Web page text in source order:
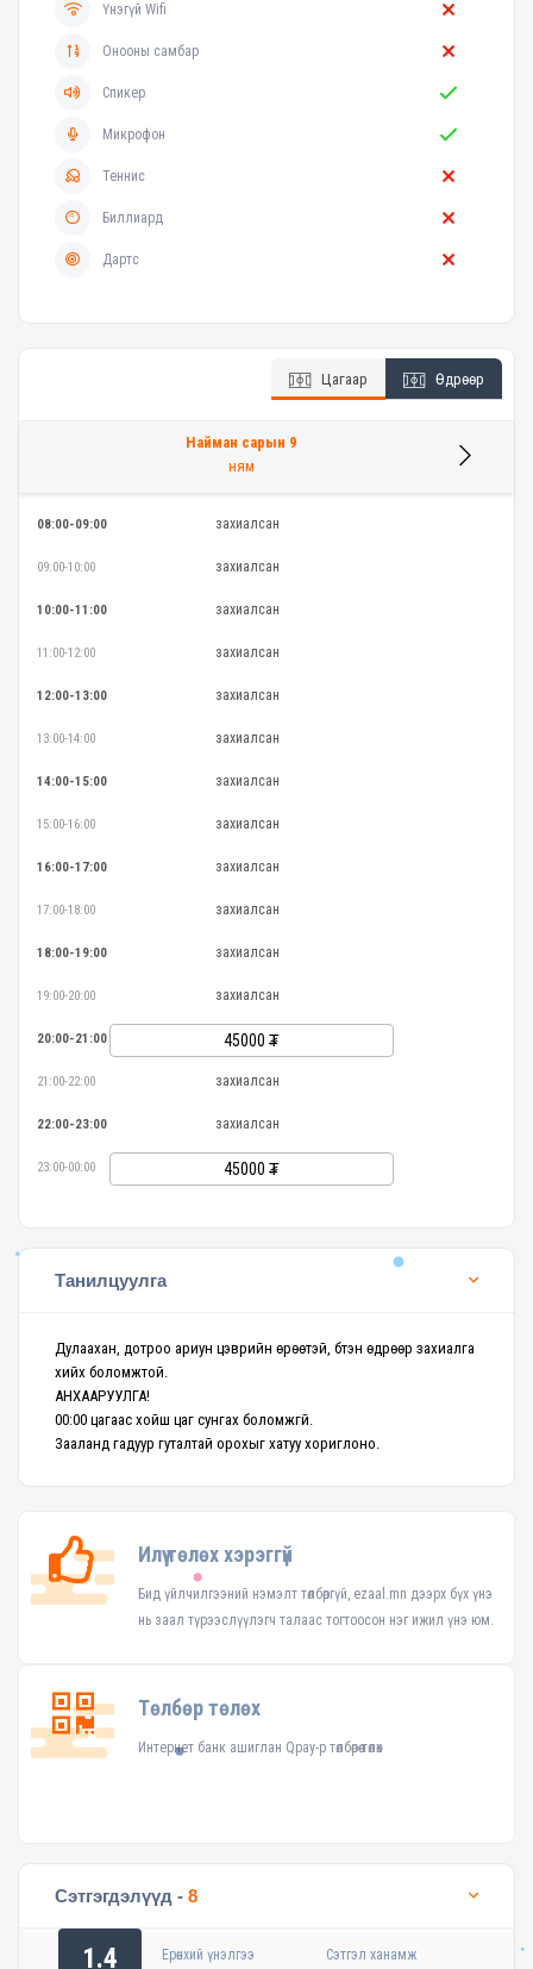
Үнэгүй Wifi
Онооны самбар
Спикер
Микрофон
Теннис
Биллиард
Дартс
Цагаар Өдрөөр
Найман сарын 9
ням
08:00-09:00 захиалсан
09:00-10:00 захиалсан
10:00-11:00 захиалсан
11:00-12:00 захиалсан
12:00-13:00 захиалсан
13:00-14:00 захиалсан
14:00-15:00 захиалсан
15:00-16:00 захиалсан
16:00-17:00 захиалсан
17:00-18:00 захиалсан
18:00-19:00 захиалсан
19:00-20:00 захиалсан
20:00-21:00 45000
21:00-22:00 захиалсан
22:00-23:00 захиалсан
23:00-00:00 45000
Танилцуулга
Дулаахан, дотроо ариун цэврийн өрөөтэй, бүтэн өдрөөр захиалга
хийх боломжтой.
АНХААРУУЛГА!
00:00 цагаас хойш цаг сунгах боломжгүй.
Зааланд гадуур гуталтай орохыг хатуу хориглоно.
Илүү төлөх хэрэггүй
Бид үйлчилгээний нэмэлт төлбөргүй, ezaal.mn дээрх бүх үнэ
нь заал түрээслүүлэгч талаас тогтоосон нэг ижил үнэ юм.
Төлбөр төлөх
Интернет банк ашиглан Qpay-р төлбөрөө төлөх
Сэтгэгдэлүүд - 8
1.4 Ерөнхий үнэлгээ Сэтгэл ханамж